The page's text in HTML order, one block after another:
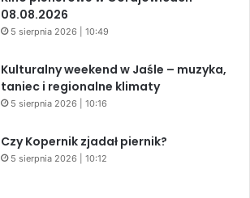
08.08.2026
5 sierpnia 2026 | 10:49
Kulturalny weekend w Jaśle – muzyka,
taniec i regionalne klimaty
5 sierpnia 2026 | 10:16
Czy Kopernik zjadał piernik?
5 sierpnia 2026 | 10:12